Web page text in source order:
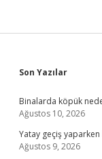
Sidebar
Son Yazılar
Binalarda köpük
Ağustos 10, 2026
Yatay geçiş
Ağustos 9, 2026